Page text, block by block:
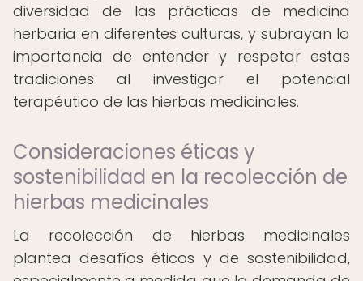
diversidad de las prácticas de medicina
herbaria en diferentes culturas, y subrayan la
importancia de entender y respetar estas
tradiciones al investigar el potencial
terapéutico de las hierbas medicinales.
Consideraciones éticas y
sostenibilidad en la recolección de
hierbas medicinales
La recolección de hierbas medicinales
plantea desafíos éticos y de sostenibilidad,